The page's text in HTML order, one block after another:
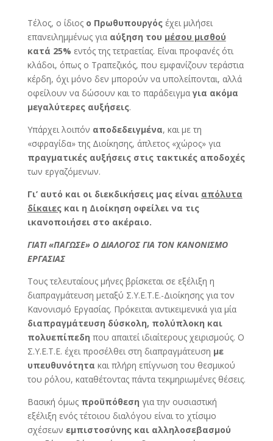
Τέλος, ο ίδιος ο Πρωθυπουργόςέχει μιλήσει
επανειλημμένως για αύξηση του μέσου μισθού
κατά 25% εντός της τετραετίας. Είναι προφανές ότι
κλάδοι, όπως ο Τραπεζικός, που εμφανίζουν τεράστια
κέρδη, όχι μόνο δεν μπορούν να υπολείπονται, αλλά
οφείλουν να δώσουν και το παράδειγμα για ακόμα
μεγαλύτερες αυξήσεις.
Υπάρχει λοιπόν αποδεδειγμένα, και με τη
«σφραγίδα» της Διοίκησης, άπλετος «χώρος» για
πραγματικές αυξήσεις στις τακτικές αποδοχές
των εργαζόμενων.
Γι’ αυτό και οι διεκδικήσεις μας είναι απόλυτα
δίκαιεςκαι η Διοίκηση οφείλει να τις
ικανοποιήσει στο ακέραιο.
ΓΙΑΤΙ «ΠΑΓΩΣΕ» Ο ΔΙΑΛΟΓΟΣ ΓΙΑ ΤΟΝ ΚΑΝΟΝΙΣΜΟ
ΕΡΓΑΣΙΑΣ
Τους τελευταίους μήνες βρίσκεται σε εξέλιξη η
διαπραγμάτευση μεταξύ Σ.Υ.Ε.Τ.Ε.-Διοίκησης για τον
Κανονισμό Εργασίας. Πρόκειται αντικειμενικά για μία
διαπραγμάτευση δύσκολη, πολύπλοκη και
πολυεπίπεδη που απαιτεί ιδιαίτερους χειρισμούς. Ο
Σ.Υ.Ε.Τ.Ε. έχει προσέλθει στη διαπραγμάτευση με
υπευθυνότητα και πλήρη επίγνωση του θεσμικού
του ρόλου, καταθέτοντας πάντα τεκμηριωμένες θέσεις.
Βασική όμως προϋπόθεση για την ουσιαστική
εξέλιξη ενός τέτοιου διαλόγου είναι το χτίσιμο
σχέσεων εμπιστοσύνης και αλληλοσεβασμού